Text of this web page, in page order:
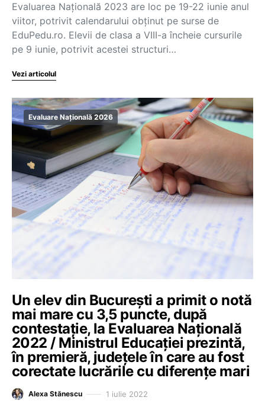
Evaluarea Națională 2023 are loc pe 19-22 iunie anul
viitor, potrivit calendarului obținut pe surse de
EduPedu.ro. Elevii de clasa a VIII-a încheie cursurile
pe 9 iunie, potrivit acestei structuri…
Vezi articolul
Evaluare Națională 2026
Un elev din București a primit o notă
mai mare cu 3,5 puncte, după
contestație, la Evaluarea Națională
2022 / Ministrul Educației prezintă,
în premieră, județele în care au fost
corectate lucrările cu diferențe mari
Alexa Stănescu 1 iulie 2022